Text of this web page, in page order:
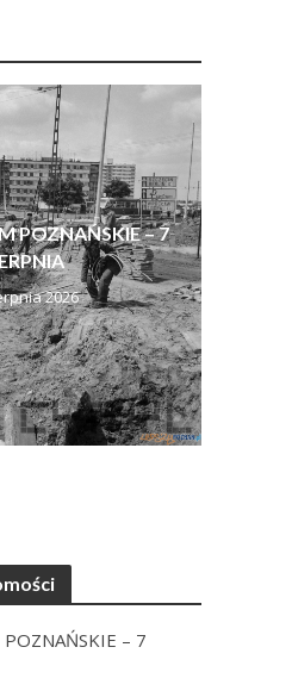
POZNAŃSKIE – 7
2026
– 7